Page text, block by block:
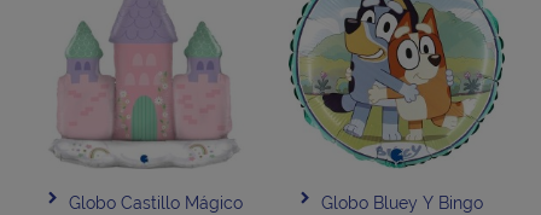
Globo Castillo Mágico
Globo Bluey Y Bingo